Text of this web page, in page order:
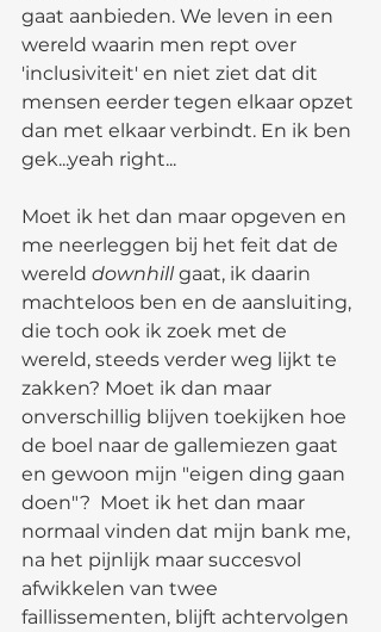
gaat aanbieden. We leven in een
wereld waarin men rept over
'inclusiviteit' en niet ziet dat dit
mensen eerder tegen elkaar opzet
dan met elkaar verbindt. En ik ben
gek...yeah right...
Moet ik het dan maar opgeven en
me neerleggen bij het feit dat de
wereld downhill gaat, ik daarin
machteloos ben en de aansluiting,
die toch ook ik zoek met de
wereld, steeds verder weg lijkt te
zakken? Moet ik dan maar
onverschillig blijven toekijken hoe
de boel naar de gallemiezen gaat
en gewoon mijn "eigen ding gaan
doen"?  Moet ik het dan maar
normaal vinden dat mijn bank me,
na het pijnlijk maar succesvol
afwikkelen van twee
faillissementen, blijft achtervolgen